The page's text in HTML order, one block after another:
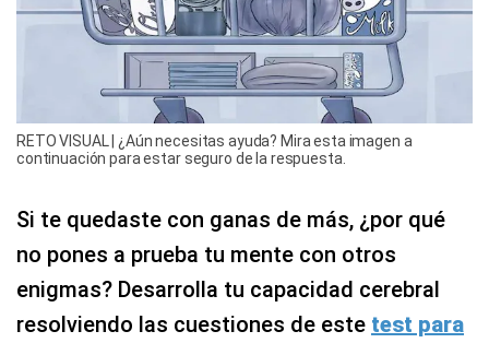
RETO VISUAL | ¿Aún necesitas ayuda? Mira esta imagen a
continuación para estar seguro de la respuesta.
Si te quedaste con ganas de más, ¿por qué
no pones a prueba tu mente con otros
enigmas? Desarrolla tu capacidad cerebral
resolviendo las cuestiones de este test para